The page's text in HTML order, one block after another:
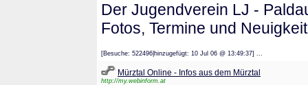
Der Jugendverein LJ -
Fotos, Termine und
[Besuche: 522496|hinzugefügt: 10 Jul 06 @ 13:49:37] ...
Mürztal Online - Infos aus dem Mürztal
http://my.webinform.at